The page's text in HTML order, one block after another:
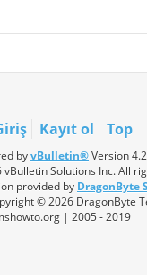
Kayıt ol Top
byvBulletin®Version
Solutions Inc. All
provided by DragonByte
© 2026 DragonByte
| 2005 - 2019